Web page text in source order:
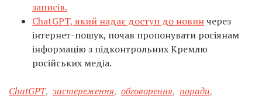
записів.
ChatGPT, який надає доступ до новинчерез
інтернет-пошук, почав пропонувати росіянам
інформацію з підконтрольних Кремлю
російських медіа.
ChatGPT, застереження, обговорення, поради,